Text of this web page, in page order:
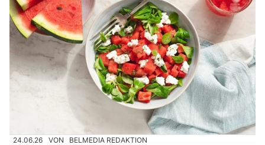
24.06.26 VON BELMEDIA REDAKTION